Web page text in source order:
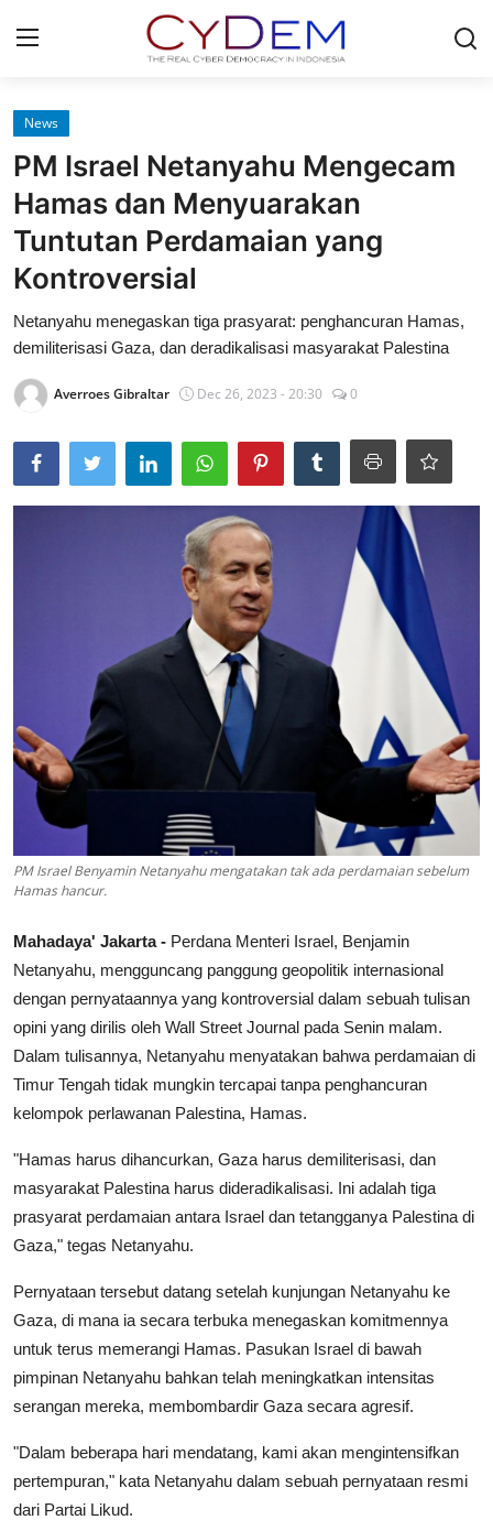
News
Contact
Redaksi
Politik
Nasional
News
PM Israel Netanyahu Mengecam
Hamas dan Menyuarakan
Tuntutan Perdamaian yang
Kontroversial
Netanyahu menegaskan tiga prasyarat: penghancuran Hamas,
demiliterisasi Gaza, dan deradikalisasi masyarakat Palestina
Averroes Gibraltar Dec 26, 2023 - 20:30 0
PM Israel Benyamin Netanyahu mengatakan tak ada perdamaian sebelum
Hamas hancur.
Mahadaya' Jakarta - Perdana Menteri Israel, Benjamin
Netanyahu, mengguncang panggung geopolitik internasional
dengan pernyataannya yang kontroversial dalam sebuah tulisan
opini yang dirilis oleh Wall Street Journal pada Senin malam.
Dalam tulisannya, Netanyahu menyatakan bahwa perdamaian di
Timur Tengah tidak mungkin tercapai tanpa penghancuran
kelompok perlawanan Palestina, Hamas.
"Hamas harus dihancurkan, Gaza harus demiliterisasi, dan
masyarakat Palestina harus dideradikalisasi. Ini adalah tiga
prasyarat perdamaian antara Israel dan tetangganya Palestina di
Gaza," tegas Netanyahu.
Pernyataan tersebut datang setelah kunjungan Netanyahu ke
Gaza, di mana ia secara terbuka menegaskan komitmennya
untuk terus memerangi Hamas. Pasukan Israel di bawah
pimpinan Netanyahu bahkan telah meningkatkan intensitas
serangan mereka, membombardir Gaza secara agresif.
"Dalam beberapa hari mendatang, kami akan mengintensifkan
pertempuran," kata Netanyahu dalam sebuah pernyataan resmi
dari Partai Likud.